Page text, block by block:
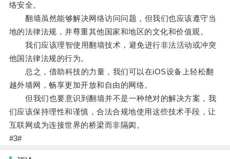
络安全。
翻墙虽然能够解决网络访问问题，但我们也应该遵守当
地的法律法规，并尊重其他国家和地区的文化和价值观。
我们应该理智使用翻墙技术，避免进行非法活动或冲突
他国法律法规的行为。
总之，借助科技的力量，我们可以在iOS设备上轻松翻
越外墙网，畅享更加开放和自由的网络。
但我们也要意识到翻墙并不是一种绝对的解决方案，我
们应该保持理性和谨慎，合法合规地使用这些技术手段，让
互联网成为连接世界的桥梁而非隔阂。
#3#